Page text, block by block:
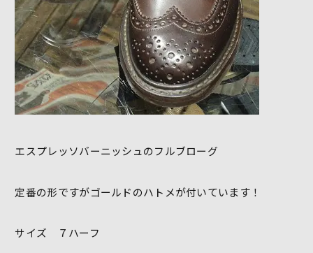
エスプレッソバーニッシュのフルブローグ
定番の形ですがゴールドのハトメが付いています！
サイズ ７ハーフ